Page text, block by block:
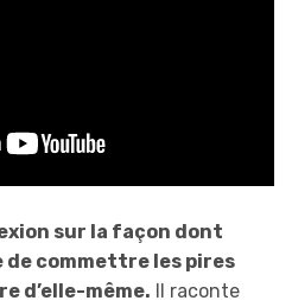
sur la façon dont
de commettre les pires
d’elle-même. Il raconte